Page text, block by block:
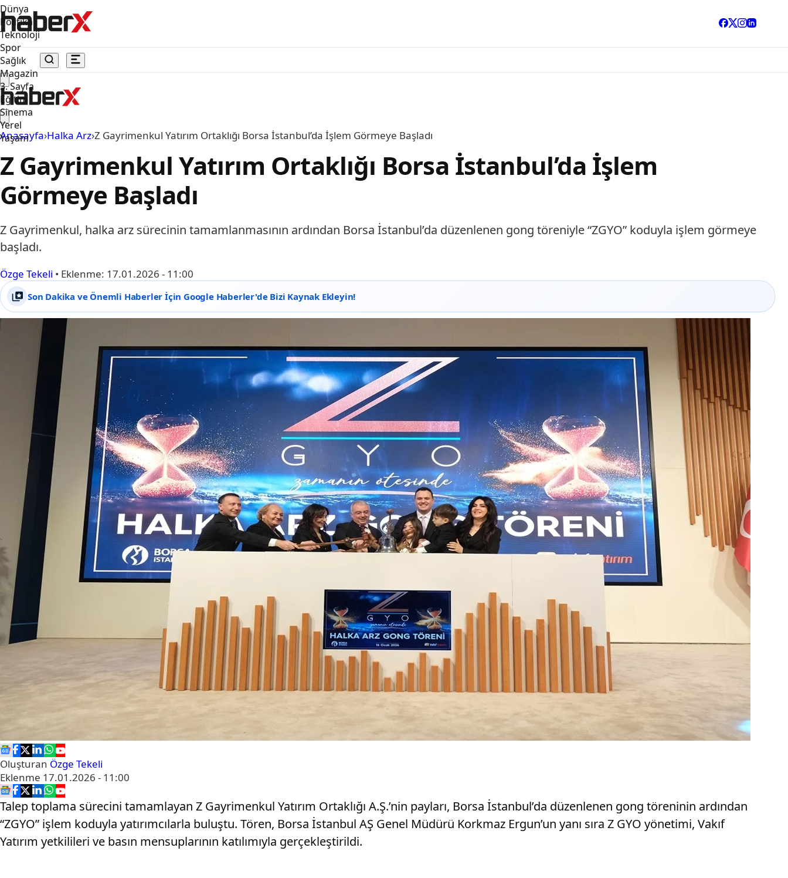
Dünya
Politika
Teknoloji
Spor
Sağlık
Magazin
3. Sayfa
Eğitim
Sinema
Yerel
Yaşam
Anasayfa›Halka Arz›Z Gayrimenkul Yatırım Ortaklığı Borsa İstanbul’da İşlem Görmeye Başladı
Z Gayrimenkul Yatırım Ortaklığı Borsa İstanbul’da İşlem
Görmeye Başladı
Z Gayrimenkul, halka arz sürecinin tamamlanmasının ardından Borsa İstanbul’da düzenlenen gong töreniyle “ZGYO” koduyla işlem görmeye
başladı.
Özge Tekeli • Eklenme: 17.01.2026 - 11:00
Son Dakika ve Önemli Haberler İçin Google Haberler'de Bizi Kaynak Ekleyin!
Oluşturan Özge Tekeli
Eklenme 17.01.2026 - 11:00
Talep toplama sürecini tamamlayan Z Gayrimenkul Yatırım Ortaklığı A.Ş.’nin payları, Borsa İstanbul’da düzenlenen gong töreninin ardından
“ZGYO” işlem koduyla yatırımcılarla buluştu. Tören, Borsa İstanbul AŞ Genel Müdürü Korkmaz Ergun’un yanı sıra Z GYO yönetimi, Vakıf
Yatırım yetkilileri ve basın mensuplarının katılımıyla gerçekleştirildi.